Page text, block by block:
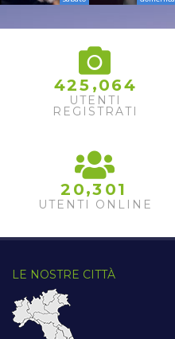
425 ,064
UTENTI
REGISTRATI
2 0,3 01
UTENTI ONLINE
LE NOSTRE CITTÀ